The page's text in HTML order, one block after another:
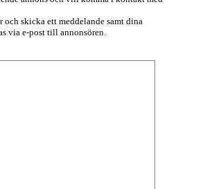
skicka ett meddelande samt dina
via e-post till annonsören.